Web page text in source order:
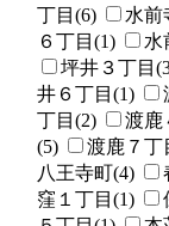
丁目(6)
水前
６丁目(1)
水
坪井３丁目
井６丁目(1)
丁目(2)
渡鹿
(5)
渡鹿７丁
八王寺町(4)
窪１丁目(1)